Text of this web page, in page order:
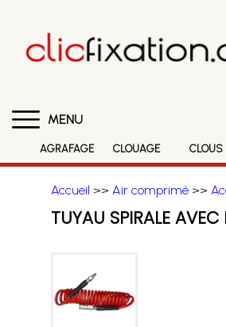
MENU
AGRAFAGE CLOUAGE CLOUS
Accueil >> Air comprimé>>
TUYAU SPIRALE